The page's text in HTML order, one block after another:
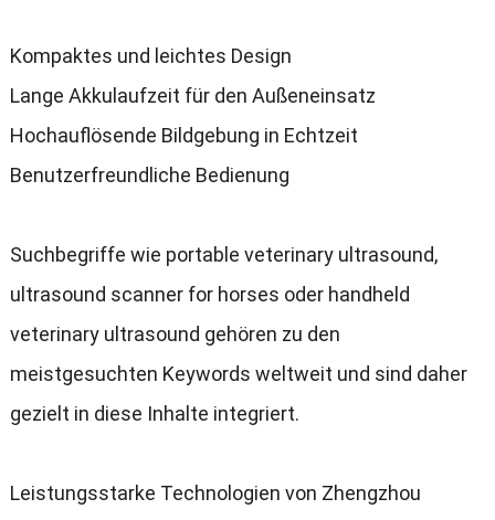
Kompaktes und leichtes Design
Lange Akkulaufzeit für den Außeneinsatz
Hochauflösende Bildgebung in Echtzeit
Benutzerfreundliche Bedienung
Suchbegriffe wie portable veterinary ultrasound,
ultrasound scanner for horses oder handheld
veterinary ultrasound gehören zu den
meistgesuchten Keywords weltweit und sind daher
gezielt in diese Inhalte integriert.
Leistungsstarke Technologien von Zhengzhou